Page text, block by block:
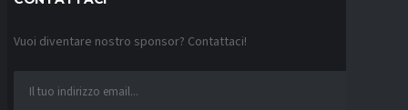
Vuoi diventare nostro sponsor? Contattaci!